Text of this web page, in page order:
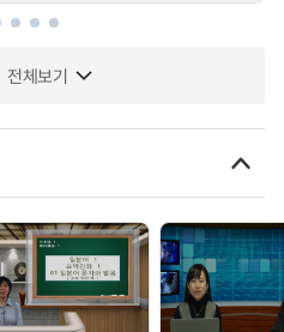
전체보기